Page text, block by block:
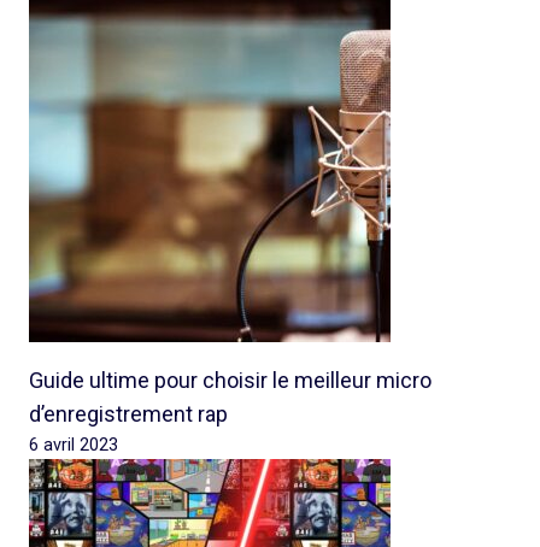
Guide ultime pour choisir le meilleur micro
d’enregistrement rap
6 avril 2023